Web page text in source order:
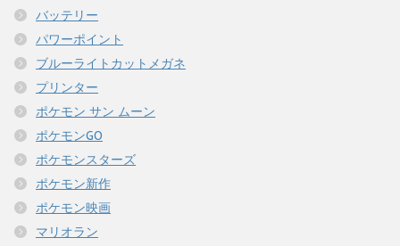
バッテリー
パワーポイント
ブルーライトカットメガネ
プリンター
ポケモン サン ムーン
ポケモンGO
ポケモンスターズ
ポケモン新作
ポケモン映画
マリオラン